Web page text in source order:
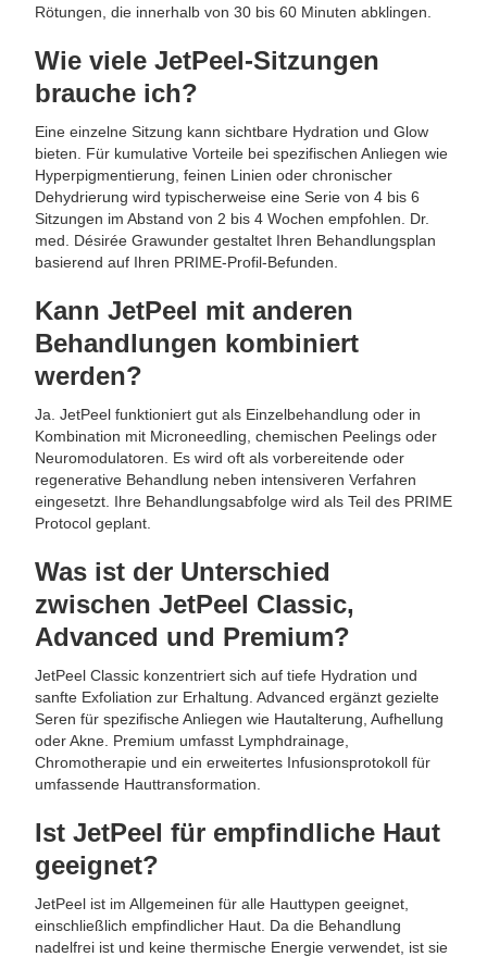
Rötungen, die innerhalb von 30 bis 60 Minuten abklingen.
Wie viele JetPeel-Sitzungen
brauche ich?
Eine einzelne Sitzung kann sichtbare Hydration und Glow
bieten. Für kumulative Vorteile bei spezifischen Anliegen wie
Hyperpigmentierung, feinen Linien oder chronischer
Dehydrierung wird typischerweise eine Serie von 4 bis 6
Sitzungen im Abstand von 2 bis 4 Wochen empfohlen. Dr.
med. Désirée Grawunder gestaltet Ihren Behandlungsplan
basierend auf Ihren PRIME-Profil-Befunden.
Kann JetPeel mit anderen
Behandlungen kombiniert
werden?
Ja. JetPeel funktioniert gut als Einzelbehandlung oder in
Kombination mit Microneedling, chemischen Peelings oder
Neuromodulatoren. Es wird oft als vorbereitende oder
regenerative Behandlung neben intensiveren Verfahren
eingesetzt. Ihre Behandlungsabfolge wird als Teil des PRIME
Protocol geplant.
Was ist der Unterschied
zwischen JetPeel Classic,
Advanced und Premium?
JetPeel Classic konzentriert sich auf tiefe Hydration und
sanfte Exfoliation zur Erhaltung. Advanced ergänzt gezielte
Seren für spezifische Anliegen wie Hautalterung, Aufhellung
oder Akne. Premium umfasst Lymphdrainage,
Chromotherapie und ein erweitertes Infusionsprotokoll für
umfassende Hauttransformation.
Ist JetPeel für empfindliche Haut
geeignet?
JetPeel ist im Allgemeinen für alle Hauttypen geeignet,
einschließlich empfindlicher Haut. Da die Behandlung
nadelfrei ist und keine thermische Energie verwendet, ist sie